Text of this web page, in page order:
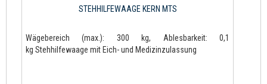
STEHHILFEWAAGE KERN MTS
Wägebereich (max.): 300 kg, Ablesbarkeit: 0,1
kg Stehhilfewaage mit Eich- und Medizinzulassung